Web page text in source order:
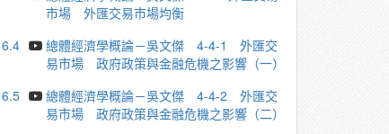
市場 外匯交易市場均衡
6.4
總體經濟學概論－吳文傑 4-4-1 外匯交
易市場 政府政策與金融危機之影響（一）
6.5
總體經濟學概論－吳文傑 4-4-2 外匯交
易市場 政府政策與金融危機之影響（二）